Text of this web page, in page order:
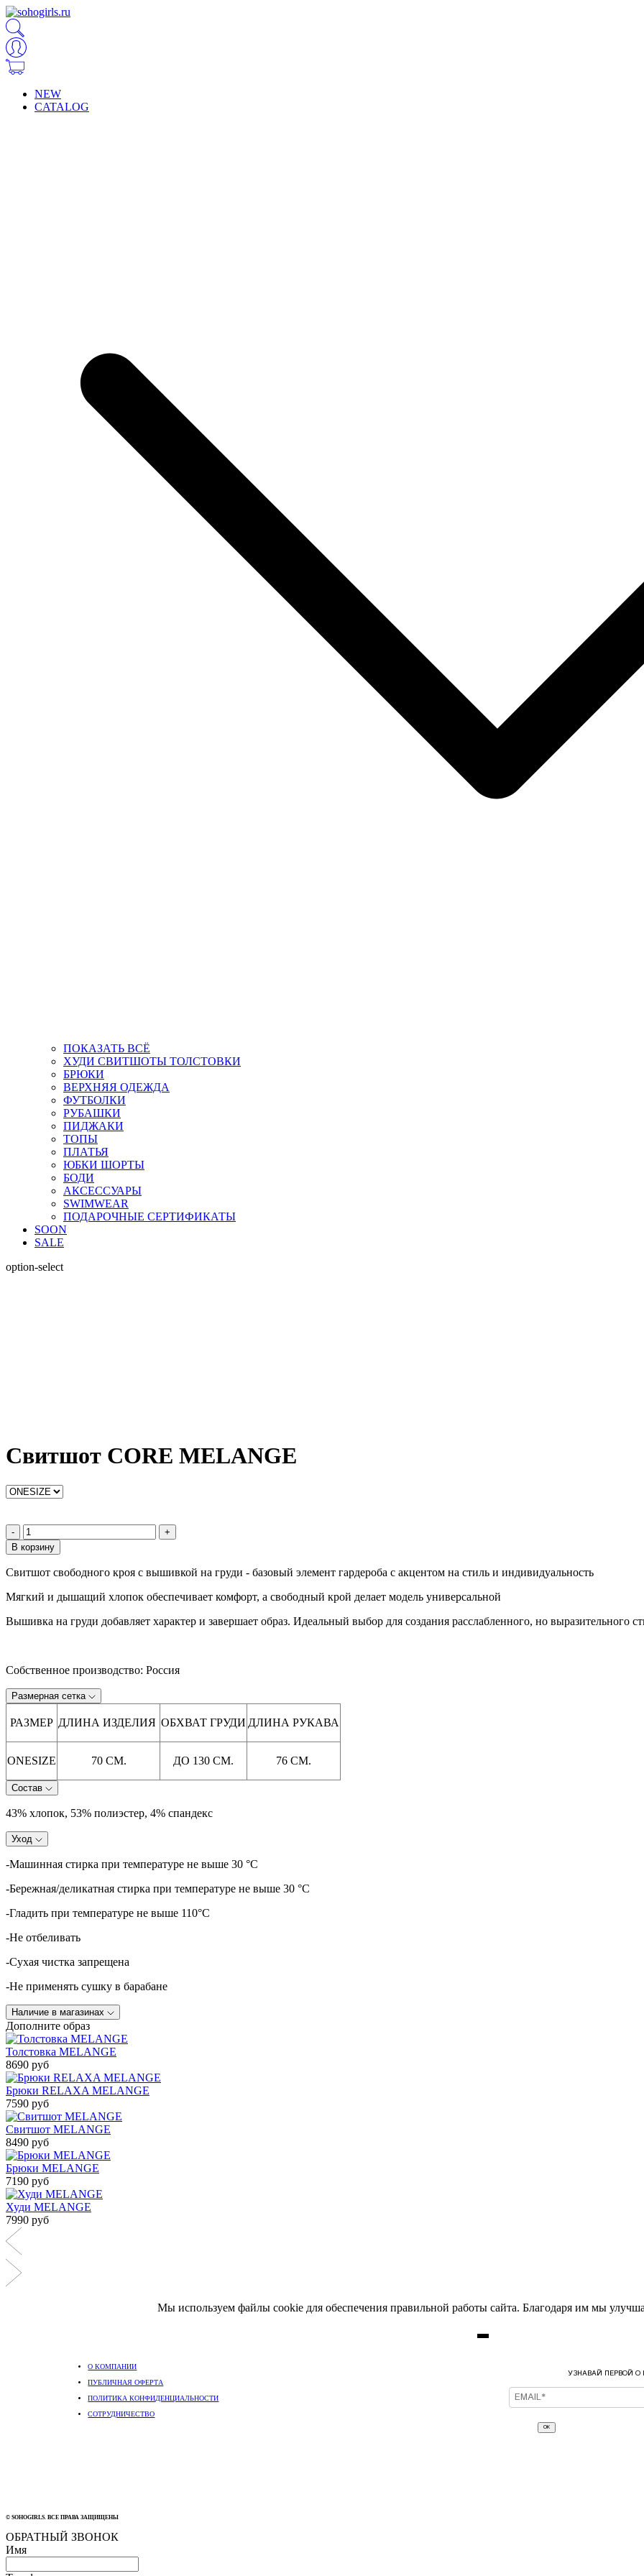
NEW
CATALOG
ПОКАЗАТЬ ВСЁ
ХУДИ СВИТШОТЫ ТОЛСТОВКИ
БРЮКИ
ВЕРХНЯЯ ОДЕЖДА
ФУТБОЛКИ
РУБАШКИ
ПИДЖАКИ
ТОПЫ
ПЛАТЬЯ
ЮБКИ ШОРТЫ
БОДИ
АКСЕССУАРЫ
SWIMWEAR
ПОДАРОЧНЫЕ СЕРТИФИКАТЫ
SOON
SALE
option-select
Свитшот CORE MELANGE
-
+
В корзину
Свитшот свободного кроя с вышивкой на груди - базовый элемент гардероба с акцентом на стиль и индивидуальность
Мягкий и дышащий хлопок обеспечивает комфорт, а свободный крой делает модель универсальной
Вышивка на груди добавляет характер и завершает образ. Идеальный выбор для создания расслабленного, но выразительного
Собственное производство: Россия
Размерная сетка
РАЗМЕР ДЛИНА ИЗДЕЛИЯ ОБХВАТ ГРУДИ ДЛИНА РУКАВА
ONESIZE 70 СМ. ДО 130 СМ. 76 СМ.
Состав
43% хлопок, 53% полиэстер, 4% спандекс
Уход
-Машинная стирка при температуре не выше 30 °C
-Бережная/деликатная стирка при температуре не выше 30 °C
-Гладить при температуре не выше 110°C
-Не отбеливать
-Сухая чистка запрещена
-Не применять сушку в барабане
Наличие в магазинах
Дополните образ
Толстовка MELANGE
8690 руб
Брюки RELAXA MELANGE
7590 руб
Свитшот MELANGE
8490 руб
Брюки MELANGE
7190 руб
Худи MELANGE
7990 руб
Мы используем файлы cookie для обеспечения правильной работы сайта. Благодаря им мы
О КОМПАНИИ
ПУБЛИЧНАЯ ОФЕРТА
ПОЛИТИКА КОНФИДЕНЦИАЛЬНОСТИ
СОТРУДНИЧЕСТВО
УЗНАВАЙ ПЕРВОЙ
ОК
© SOHOGIRLS. ВСЕ ПРАВА ЗАЩИЩЕНЫ
ОБРАТНЫЙ ЗВОНОК
Имя